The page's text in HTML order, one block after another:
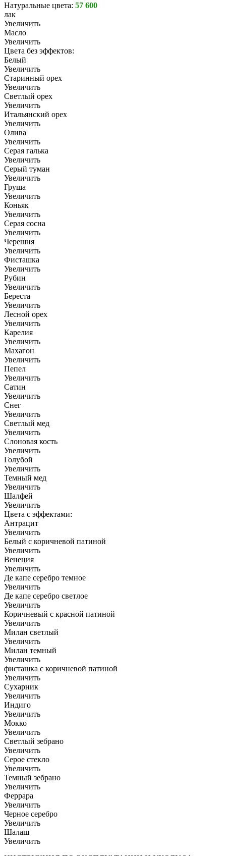
Натуральные цвета: 57 600
лак
Увеличить
Масло
Увеличить
Цвета без эффектов:
Белый
Увеличить
Старинный орех
Увеличить
Светлый орех
Увеличить
Итальянский орех
Увеличить
Олива
Увеличить
Серая галька
Увеличить
Серый туман
Увеличить
Груша
Увеличить
Коньяк
Увеличить
Серая сосна
Увеличить
Черешня
Увеличить
Фисташка
Увеличить
Рубин
Увеличить
Береста
Увеличить
Лесной орех
Увеличить
Карелия
Увеличить
Махагон
Увеличить
Пепел
Увеличить
Сатин
Увеличить
Снег
Увеличить
Светлый мед
Увеличить
Слоновая кость
Увеличить
Голубой
Увеличить
Темный мед
Увеличить
Шалфей
Увеличить
Цвета с эффектами:
Антрацит
Увеличить
Белый с коричневой патиной
Увеличить
Венеция
Увеличить
Де капе серебро темное
Увеличить
Де капе серебро светлое
Увеличить
Коричневый с красной патиной
Увеличить
Милан светлый
Увеличить
Милан темный
Увеличить
фисташка с коричневой патиной
Увеличить
Сухарник
Увеличить
Индиго
Увеличить
Мокко
Увеличить
Светлый зебрано
Увеличить
Серое стекло
Увеличить
Темный зебрано
Увеличить
Феррара
Увеличить
Черное серебро
Увеличить
Шалаш
Увеличить